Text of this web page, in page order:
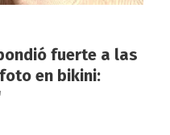
fuerte a las
en bikini: